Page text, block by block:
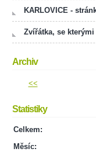
KARLOVICE -
Zvířátka, se
Archiv
<<
Statistiky
Celkem:
Měsíc: